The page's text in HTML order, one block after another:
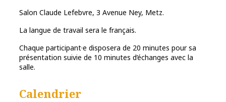
Salon Claude Lefebvre, 3 Avenue Ney, Metz.
La langue de travail sera le français.
Chaque participant·e disposera de 20 minutes pour sa
présentation suivie de 10 minutes d’échanges avec la
salle.
Calendrier